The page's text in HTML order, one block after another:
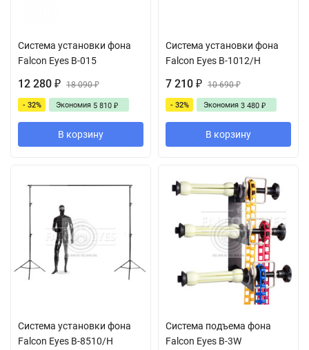
Система установки фона
Falcon Eyes В-015
12 280 ₽ 18 090₽
- 32% Экономия 5 810 ₽
В корзину
Система установки фона
Falcon Eyes В-1012/H
7 210 ₽ 10 690₽
- 32% Экономия 3 480 ₽
В корзину
Система установки фона
Falcon Eyes В-8510/H
Система подъема фона
Falcon Eyes B-3W